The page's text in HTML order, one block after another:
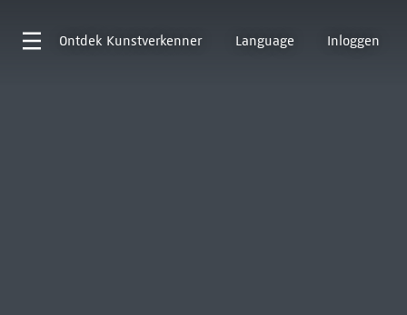
Ontdek Kunstverkenner Language Inloggen